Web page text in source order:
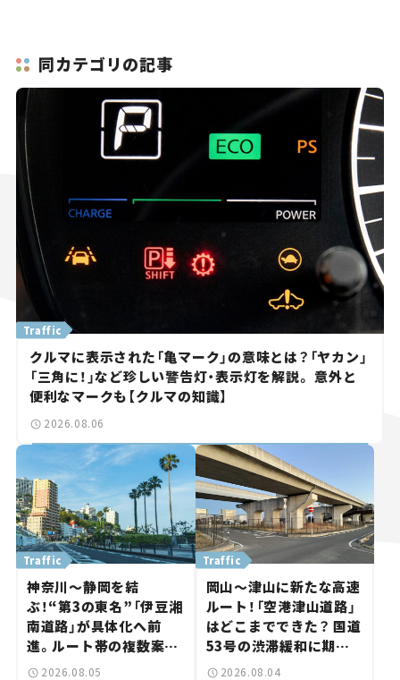
同カテゴリの記事
クルマに表示された「亀マーク」の意味とは？「ヤカン」
「三角に！」など珍しい警告灯・表示灯を解説。 意外と
便利なマークも【クルマの知識】
Traffic
2026.08.06
神奈川～静岡を結
ぶ！“第3の東名”「伊豆湘
南道路」が具体化へ前
進。ルート帯の複数案検
討へ。熱海まで信号ゼロ
Traffic
2026.08.05
岡山～津山に新たな高速
ルート！「空港津山道路」
はどこまでできた？ 国道
53号の渋滞緩和に期待。
岡山市側でも動きが【い
Traffic
2026.08.04